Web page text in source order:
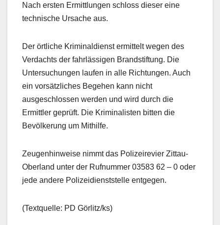
Nach ersten Ermittlungen schloss dieser eine
technische Ursache aus.
Der örtliche Kriminaldienst ermittelt wegen des
Verdachts der fahrlässigen Brandstiftung. Die
Untersuchungen laufen in alle Richtungen. Auch
ein vorsätzliches Begehen kann nicht
ausgeschlossen werden und wird durch die
Ermittler geprüft. Die Kriminalisten bitten die
Bevölkerung um Mithilfe.
Zeugenhinweise nimmt das Polizeirevier Zittau-
Oberland unter der Rufnummer 03583 62 – 0 oder
jede andere Polizeidienststelle entgegen.
(Textquelle: PD Görlitz/ks)